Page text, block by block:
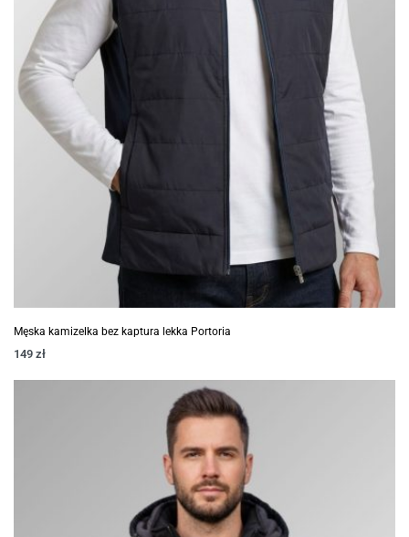
Męska kamizelka bez kaptura lekka Portoria
149 zł